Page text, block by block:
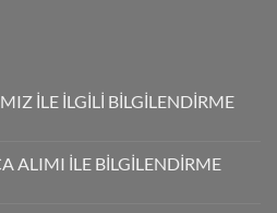
İLE İLGİLİ BİLGİLENDİRME
ALIMI İLE BİLGİLENDİRME